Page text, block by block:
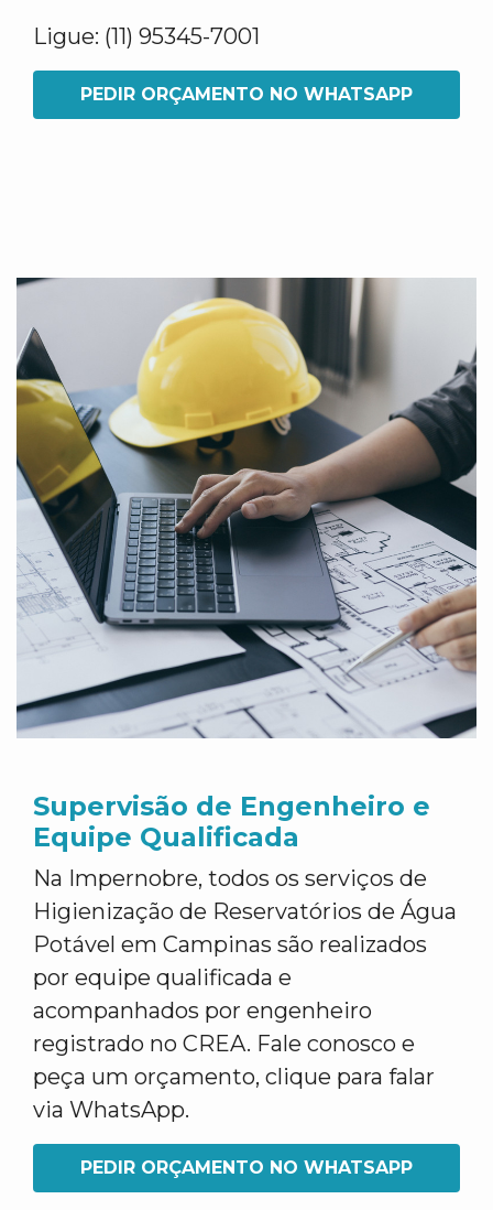
Ligue: (11) 95345-7001
PEDIR ORÇAMENTO NO WHATSAPP
Supervisão de Engenheiro e
Equipe Qualificada
Na Impernobre, todos os serviços de
Higienização de Reservatórios de Água
Potável em Campinas são realizados
por equipe qualificada e
acompanhados por engenheiro
registrado no CREA. Fale conosco e
peça um orçamento, clique para falar
via WhatsApp.
PEDIR ORÇAMENTO NO WHATSAPP